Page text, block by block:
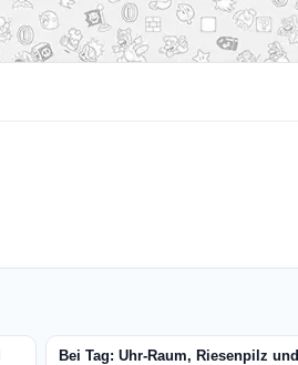
Bei Tag: Uhr-Raum, Riesenpilz und